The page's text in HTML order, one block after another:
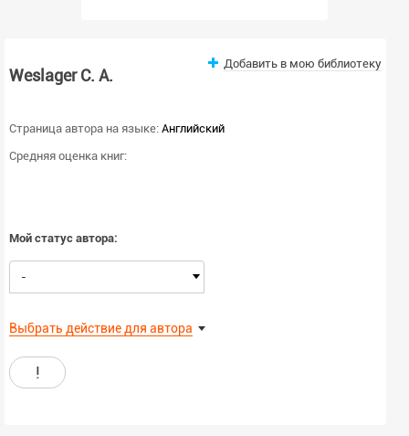
Weslager C. A.
Добавить в мою библиотеку
Страница автора на языке: Английский
Средняя оценка книг:
Мой статус автора:
-
Выбрать действие для автора
!